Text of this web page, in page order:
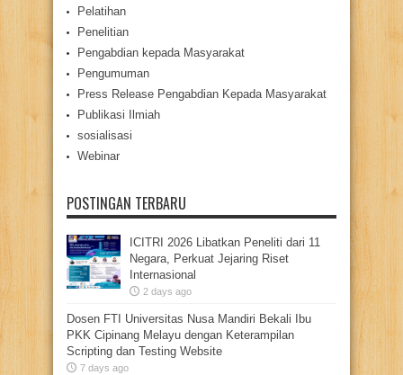
Pelatihan
Penelitian
Pengabdian kepada Masyarakat
Pengumuman
Press Release Pengabdian Kepada Masyarakat
Publikasi Ilmiah
sosialisasi
Webinar
POSTINGAN TERBARU
ICITRI 2026 Libatkan Peneliti dari 11
Negara, Perkuat Jejaring Riset
Internasional
2 days ago
Dosen FTI Universitas Nusa Mandiri Bekali Ibu
PKK Cipinang Melayu dengan Keterampilan
Scripting dan Testing Website
7 days ago